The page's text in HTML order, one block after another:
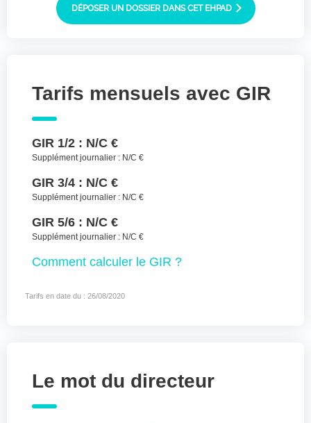
fichiers ici ou
des fichiers
J'accepte les CGU (https://www.preprod-
ENVOYER
DÉPOSER UN DOSSIER DANS CET EHPAD
Tarifs mensuels avec GIR
GIR 1/2 : N/C €
Supplément journalier : N/C €
GIR 3/4 : N/C €
Supplément journalier : N/C €
GIR 5/6 : N/C €
Supplément journalier : N/C €
Comment calculer le GIR ?
Tarifs en date du : 26/08/2020
Le mot du directeur